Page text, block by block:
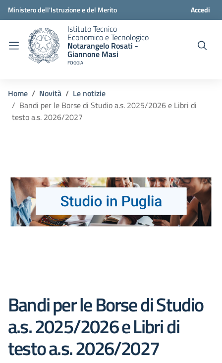
Ministero dell'Istruzione e del Merito Accedi
Istituto Tecnico
Economico e Tecnologico
Notarangelo Rosati -
Giannone Masi
FOGGIA
Home Novità
Le notizie
Bandi per le Borse di Studio a.s. 2025/2026 e Libri di
testo a.s. 2026/2027
Bandi per le Borse di Studio
a.s. 2025/2026 e Libri di
testo a.s. 2026/2027